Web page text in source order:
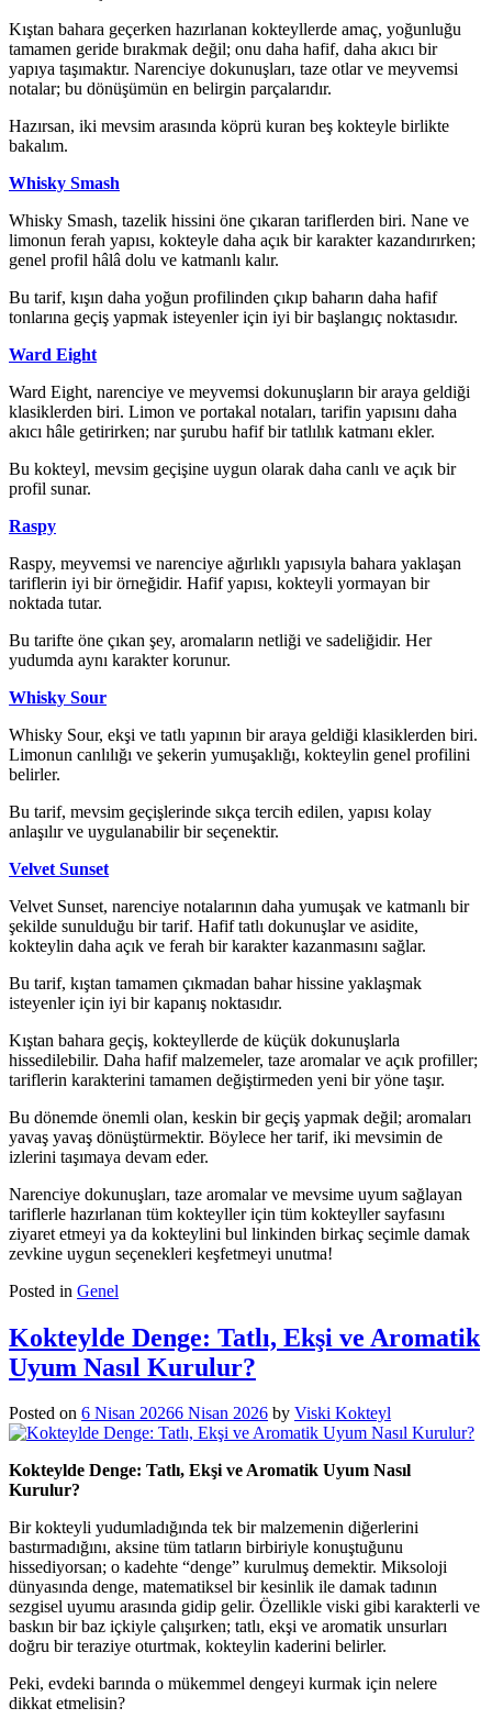
Kıştan bahara geçerken hazırlanan kokteyllerde amaç, yoğunluğu
tamamen geride bırakmak değil; onu daha hafif, daha akıcı bir
yapıya taşımaktır. Narenciye dokunuşları, taze otlar ve meyvemsi
notalar; bu dönüşümün en belirgin parçalarıdır.
Hazırsan, iki mevsim arasında köprü kuran beş kokteyle birlikte
bakalım.
Whisky Smash
Whisky Smash, tazelik hissini öne çıkaran tariflerden biri. Nane ve
limonun ferah yapısı, kokteyle daha açık bir karakter kazandırırken;
genel profil hâlâ dolu ve katmanlı kalır.
Bu tarif, kışın daha yoğun profilinden çıkıp baharın daha hafif
tonlarına geçiş yapmak isteyenler için iyi bir başlangıç noktasıdır.
Ward Eight
Ward Eight, narenciye ve meyvemsi dokunuşların bir araya geldiği
klasiklerden biri. Limon ve portakal notaları, tarifin yapısını daha
akıcı hâle getirirken; nar şurubu hafif bir tatlılık katmanı ekler.
Bu kokteyl, mevsim geçişine uygun olarak daha canlı ve açık bir
profil sunar.
Raspy
Raspy, meyvemsi ve narenciye ağırlıklı yapısıyla bahara yaklaşan
tariflerin iyi bir örneğidir. Hafif yapısı, kokteyli yormayan bir
noktada tutar.
Bu tarifte öne çıkan şey, aromaların netliği ve sadeliğidir. Her
yudumda aynı karakter korunur.
Whisky Sour
Whisky Sour, ekşi ve tatlı yapının bir araya geldiği klasiklerden biri.
Limonun canlılığı ve şekerin yumuşaklığı, kokteylin genel profilini
belirler.
Bu tarif, mevsim geçişlerinde sıkça tercih edilen, yapısı kolay
anlaşılır ve uygulanabilir bir seçenektir.
Velvet Sunset
Velvet Sunset, narenciye notalarının daha yumuşak ve katmanlı bir
şekilde sunulduğu bir tarif. Hafif tatlı dokunuşlar ve asidite,
kokteylin daha açık ve ferah bir karakter kazanmasını sağlar.
Bu tarif, kıştan tamamen çıkmadan bahar hissine yaklaşmak
isteyenler için iyi bir kapanış noktasıdır.
Kıştan bahara geçiş, kokteyllerde de küçük dokunuşlarla
hissedilebilir. Daha hafif malzemeler, taze aromalar ve açık profiller;
tariflerin karakterini tamamen değiştirmeden yeni bir yöne taşır.
Bu dönemde önemli olan, keskin bir geçiş yapmak değil; aromaları
yavaş yavaş dönüştürmektir. Böylece her tarif, iki mevsimin de
izlerini taşımaya devam eder.
Narenciye dokunuşları, taze aromalar ve mevsime uyum sağlayan
tariflerle hazırlanan tüm kokteyller için tüm kokteyller sayfasını
ziyaret etmeyi ya da kokteylini bul linkinden birkaç seçimle damak
zevkine uygun seçenekleri keşfetmeyi unutma!
Posted in Genel
Kokteylde Denge: Tatlı, Ekşi ve Aromatik
Uyum Nasıl Kurulur?
Posted on 6 Nisan 20266 Nisan 2026 by Viski Kokteyl
Kokteylde Denge: Tatlı, Ekşi ve Aromatik Uyum Nasıl
Kurulur?
Bir kokteyli yudumladığında tek bir malzemenin diğerlerini
bastırmadığını, aksine tüm tatların birbiriyle konuştuğunu
hissediyorsan; o kadehte “denge” kurulmuş demektir. Miksoloji
dünyasında denge, matematiksel bir kesinlik ile damak tadının
sezgisel uyumu arasında gidip gelir. Özellikle viski gibi karakterli ve
baskın bir baz içkiyle çalışırken; tatlı, ekşi ve aromatik unsurları
doğru bir teraziye oturtmak, kokteylin kaderini belirler.
Peki, evdeki barında o mükemmel dengeyi kurmak için nelere
dikkat etmelisin?